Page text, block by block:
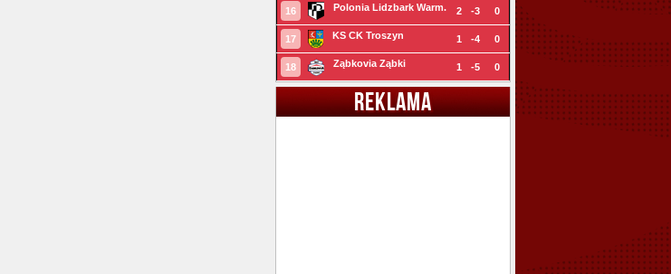
16 Polonia Lidzbark Warm. 2 -3 0
17 KS CK Troszyn 1 -4 0
18 Ząbkovia Ząbki 1 -5 0
REKLAMA